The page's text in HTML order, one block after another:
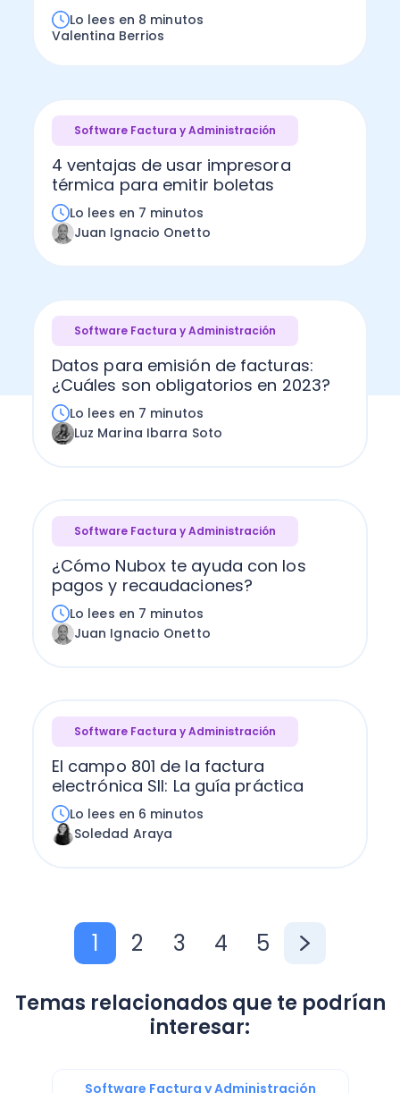
Lo lees en 8 minutos
Valentina Berrios
Software Factura y Administración
4 ventajas de usar impresora
térmica para emitir boletas
Lo lees en 7 minutos
Juan Ignacio Onetto
Software Factura y Administración
Datos para emisión de facturas:
¿Cuáles son obligatorios en 2023?
Lo lees en 7 minutos
Luz Marina Ibarra Soto
Software Factura y Administración
¿Cómo Nubox te ayuda con los
pagos y recaudaciones?
Lo lees en 7 minutos
Juan Ignacio Onetto
Software Factura y Administración
El campo 801 de la factura
electrónica SII: La guía práctica
Lo lees en 6 minutos
Soledad Araya
1 2 3 4 5
Temas relacionados que te podrían
interesar:
Software Factura y Administración